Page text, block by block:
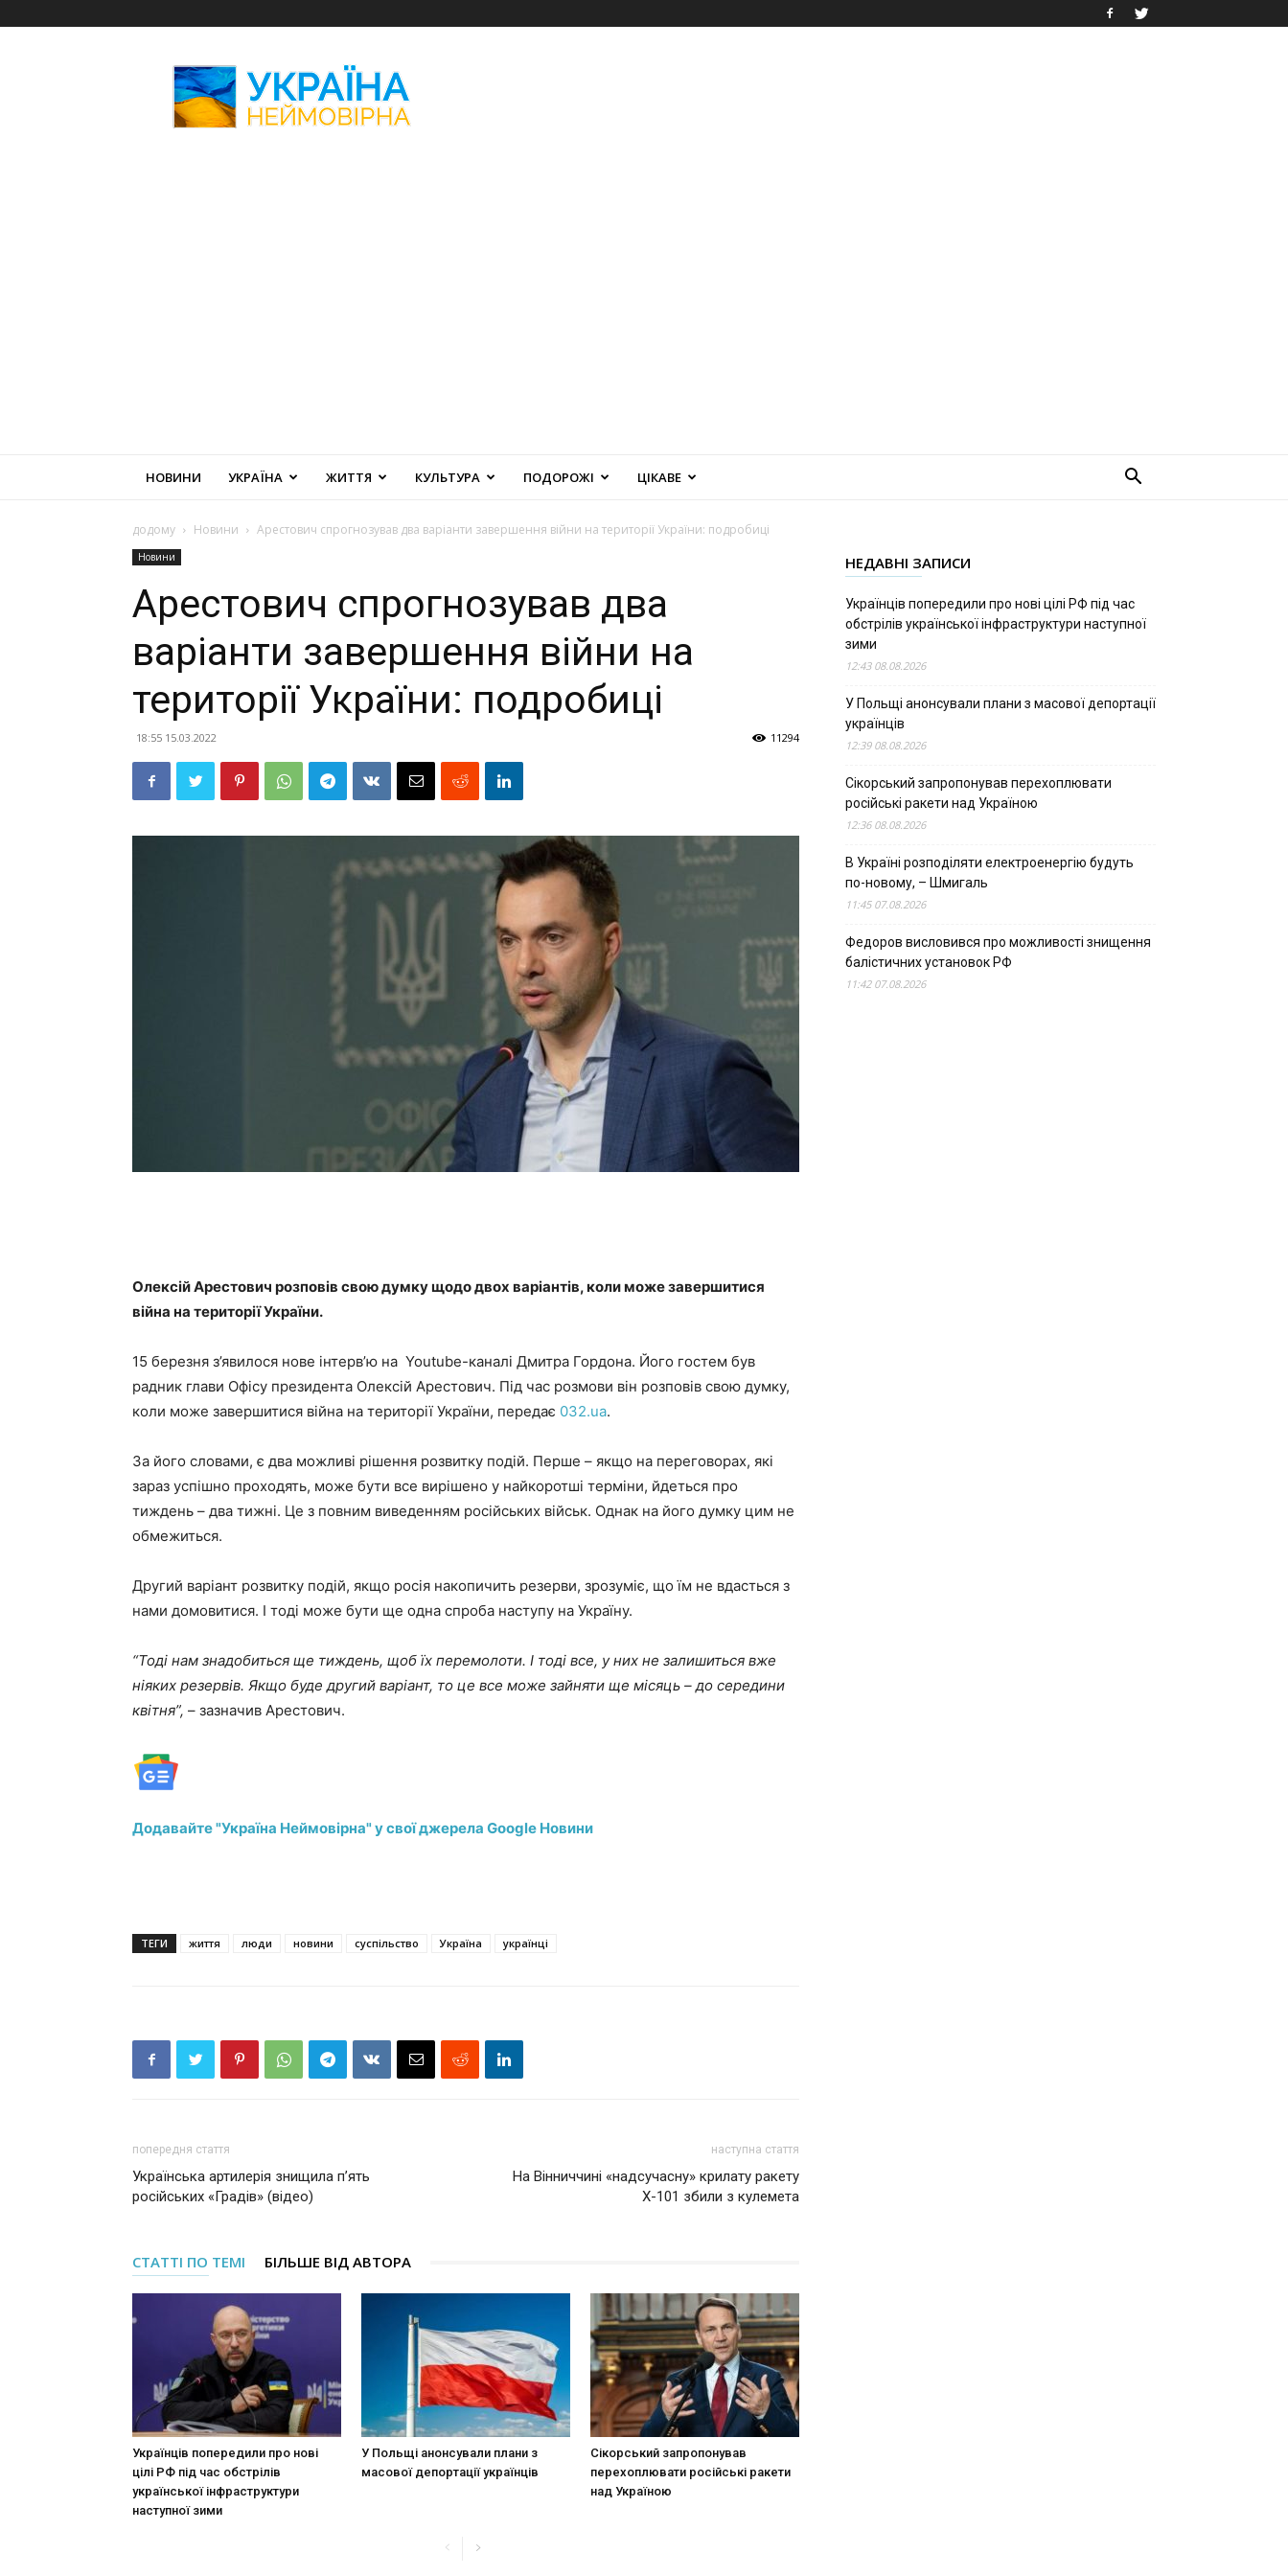
Неймовірна
НОВИНИ УКРАЇНА ЖИТТЯ КУЛЬТУРА ПОДОРОЖІ ЦІКАВЕ
додому Новини Арестович спрогнозував два варіанти завершення війни на території України: подробиці
Новини
Арестович спрогнозував два
варіанти завершення війни на
території України: подробиці
18:55 15.03.2022 11294
Олексій Арестович розповів свою думку щодо двох варіантів, коли може завершитися
війна на території України.
15 березня з’явилося нове інтерв’ю на Youtube-каналі Дмитра Гордона. Його гостем був
радник глави Офісу президента Олексій Арестович. Під час розмови він розповів свою думку,
коли може завершитися війна на території України, передає 032.ua.
За його словами, є два можливі рішення розвитку подій. Перше – якщо на переговорах, які
зараз успішно проходять, може бути все вирішено у найкоротші терміни, йдеться про
тиждень – два тижні. Це з повним виведенням російських військ. Однак на його думку цим не
обмежиться.
Другий варіант розвитку подій, якщо росія накопичить резерви, зрозуміє, що їм не вдасться з
нами домовитися. І тоді може бути ще одна спроба наступу на Україну.
“Тоді нам знадобиться ще тиждень, щоб їх перемолоти. І тоді все, у них не залишиться вже
ніяких резервів. Якщо буде другий варіант, то це все може зайняти ще місяць – до середини
квітня”, – зазначив Арестович.
Додавайте "Україна Неймовірна" у свої джерела Google Новини
ТЕГИ життя люди новини суспільство Україна українці
попередня стаття
Українська артилерія знищила п’ять
російських «Градів» (відео)
наступна стаття
На Вінниччині «надсучасну» крилату ракету
Х-101 збили з кулемета
СТАТТІ ПО ТЕМІ БІЛЬШЕ ВІД АВТОРА
Українців попередили про нові
цілі РФ під час обстрілів
української інфраструктури
наступної зими
У Польщі анонсували плани з
масової депортації українців
Сікорський запропонував
перехоплювати російські ракети
над Україною
НЕДАВНІ ЗАПИСИ
Українців попередили про нові цілі РФ під час
обстрілів української інфраструктури наступної
зими
12:43 08.08.2026
У Польщі анонсували плани з масової депортації
українців
12:39 08.08.2026
Сікорський запропонував перехоплювати
російські ракети над Україною
12:36 08.08.2026
В Україні розподіляти електроенергію будуть
по-новому, – Шмигаль
11:45 07.08.2026
Федоров висловився про можливості знищення
балістичних установок РФ
11:42 07.08.2026